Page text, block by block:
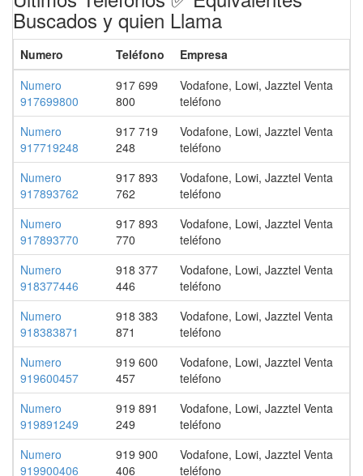
Buscados y quien Llama
Numero Teléfono
Empresa
Numero
917699800
917 699
800
Vodafone, Lowi, Jazztel Venta
teléfono
Numero
917719248
917 719
248
Vodafone, Lowi, Jazztel Venta
teléfono
Numero
917893762
917 893
762
Vodafone, Lowi, Jazztel Venta
teléfono
Numero
917893770
917 893
770
Vodafone, Lowi, Jazztel Venta
teléfono
Numero
918377446
918 377
446
Vodafone, Lowi, Jazztel Venta
teléfono
Numero
918383871
918 383
871
Vodafone, Lowi, Jazztel Venta
teléfono
Numero
919600457
919 600
457
Vodafone, Lowi, Jazztel Venta
teléfono
Numero
919891249
919 891
249
Vodafone, Lowi, Jazztel Venta
teléfono
Numero
919900406
919 900
406
Vodafone, Lowi, Jazztel Venta
teléfono